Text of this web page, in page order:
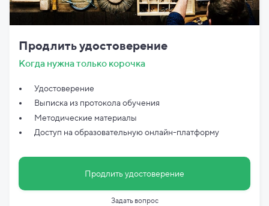
Продлить удостоверение
Когда нужна только корочка
Удостоверение
Выписка из протокола обучения
Методические материалы
Доступ на образовательную онлайн-платформу
Продлить удостоверение
Задать вопрос